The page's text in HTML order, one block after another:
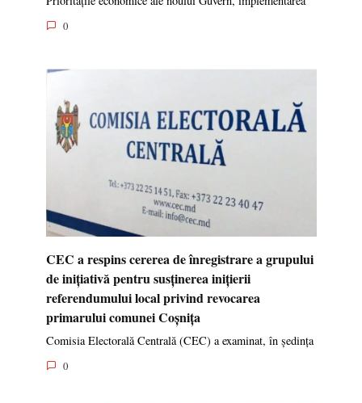
0
CEC a respins cererea de înregistrare a grupului
de inițiativă pentru susținerea inițierii
referendumului local privind revocarea
primarului comunei Coșnița
Comisia Electorală Centrală (CEC) a examinat, în ședința
0